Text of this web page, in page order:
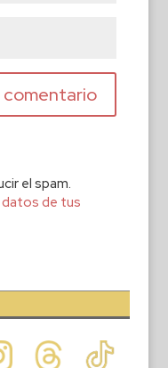
el spam.
de tus